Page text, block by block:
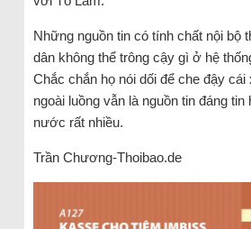
Những nguồn tin có tính chất nội bộ
dân không thể trông cậy gì ở hệ
Chắc chắn họ nói dối để che đậy cái
ngoài luồng vẫn là nguồn tin đáng
nước rất nhiều.
Trần Chương-Thoibao.de